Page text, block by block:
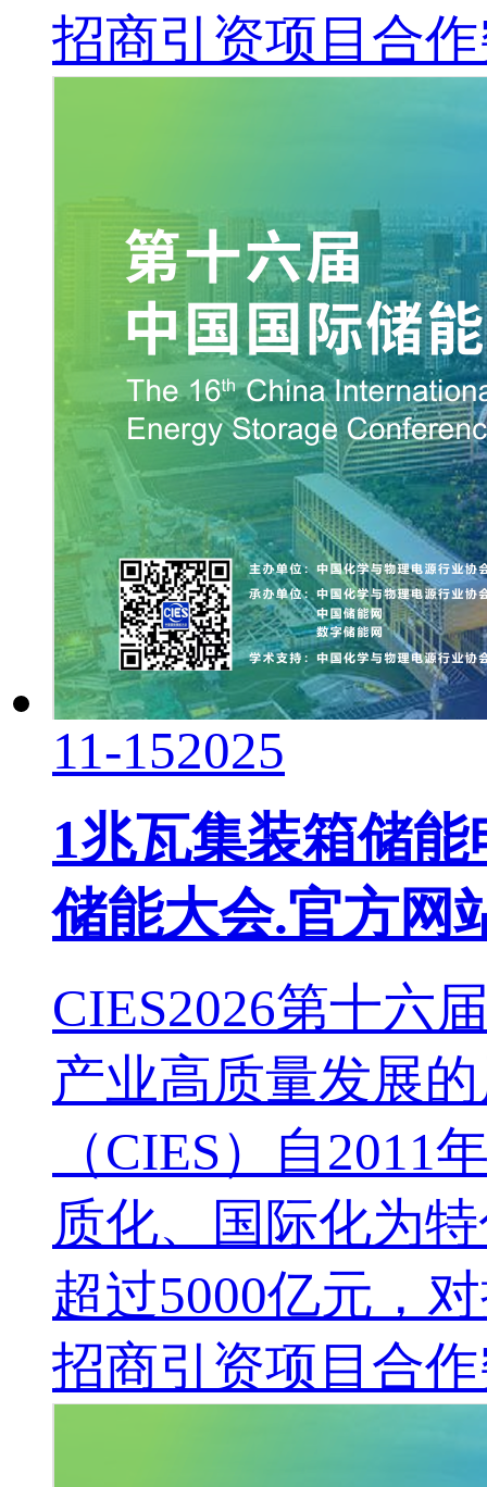
招商引资项目合作
11-152025
1兆瓦集装箱储
储能大会.官方网
CIES2026第十六
产业高质量发展
（CIES）自
质化、国际化为
超过5000亿元，
招商引资项目合作